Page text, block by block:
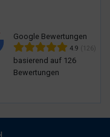
Google Bewertungen
4.9 (126)
basierend auf 126
Bewertungen